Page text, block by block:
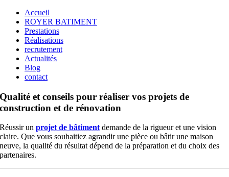
Accueil
ROYER BATIMENT
Prestations
Réalisations
recrutement
Actualités
Blog
contact
Qualité et conseils pour réaliser vos projets de
construction et de rénovation
Réussir unprojet de bâtimentdemande de la rigueur et une vision
claire. Que vous souhaitiez agrandir une pièce ou bâtir une maison
neuve, la qualité du résultat dépend de la préparation et du choix des
partenaires.